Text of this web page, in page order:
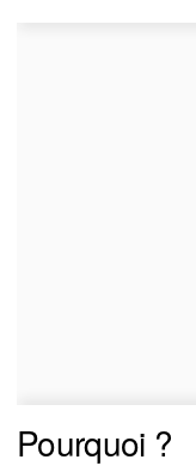
Pourquoi ?